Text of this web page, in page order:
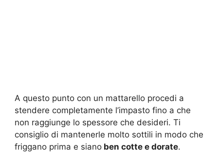
A questo punto con un mattarello procedi a
stendere completamente l’impasto fino a che
non raggiunge lo spessore che desideri. Ti
consiglio di mantenerle molto sottili in modo che
friggano prima e siano ben cotte e dorate.